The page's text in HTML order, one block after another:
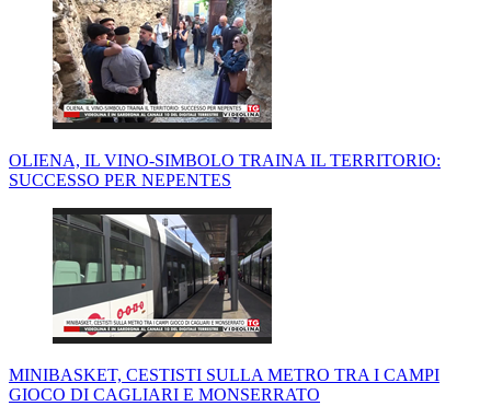
OLIENA, IL VINO-SIMBOLO TRAINA IL TERRITORIO:
SUCCESSO PER NEPENTES
MINIBASKET, CESTISTI SULLA METRO TRA I CAMPI
GIOCO DI CAGLIARI E MONSERRATO